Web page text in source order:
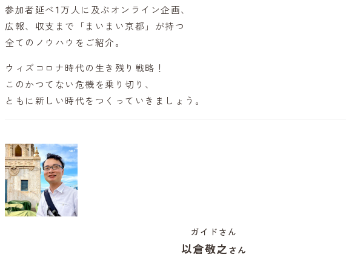
参加者延べ1万人に及ぶオンライン企画、
広報、収支まで「まいまい京都」が持つ
全てのノウハウをご紹介。
ウィズコロナ時代の生き残り戦略！
このかつてない危機を乗り切り、
ともに新しい時代をつくっていきましょう。
ガイドさん
以倉敬之 さん